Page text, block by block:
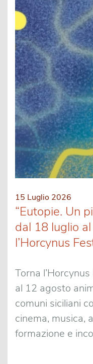
15 Luglio 2026
“Eutopie. Un
dal 18 luglio
l’Horcynus
Torna
al 12 agosto
comuni siciliani
cinema, musica,
formazione e